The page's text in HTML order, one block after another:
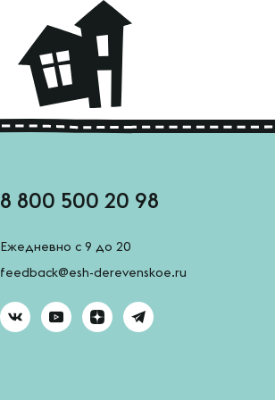
8 800 500 20 98
Ежедневно с 9 до 20
feedback@esh-derevenskoe.ru